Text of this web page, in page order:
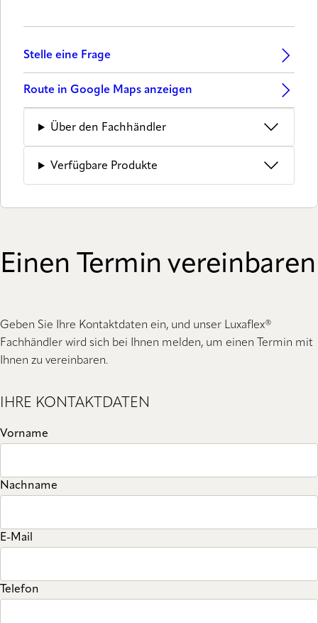
Stelle eine Frage
Route in Google Maps anzeigen
Über den Fachhändler
Verfügbare Produkte
Einen Termin vereinbaren
Geben Sie Ihre Kontaktdaten ein, und unser Luxaflex®
Fachhändler wird sich bei Ihnen melden, um einen Termin mit
Ihnen zu vereinbaren.
IHRE KONTAKTDATEN
Vorname
Nachname
E-Mail
Telefon